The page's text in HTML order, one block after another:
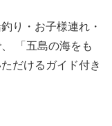
り・お子様連れ・
「五島の海をも
だけるガイド付き